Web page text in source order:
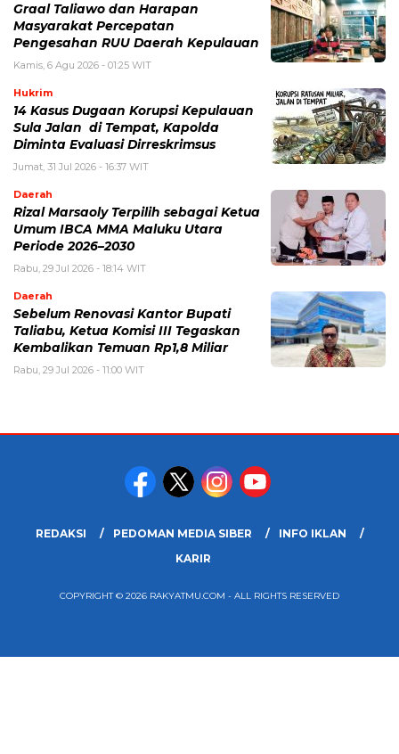
Graal Taliawo dan Harapan
Masyarakat Percepatan
Pengesahan RUU Daerah Kepulauan
Kamis, 6 Agu 2026 - 01:25 WIT
Hukrim
14 Kasus Dugaan Korupsi Kepulauan
Sula Jalan di Tempat, Kapolda
Diminta Evaluasi Dirreskrimsus
Jumat, 31 Jul 2026 - 16:37 WIT
Daerah
Rizal Marsaoly Terpilih sebagai Ketua
Umum IBCA MMA Maluku Utara
Periode 2026–2030
Rabu, 29 Jul 2026 - 18:14 WIT
Daerah
Sebelum Renovasi Kantor Bupati
Taliabu, Ketua Komisi III Tegaskan
Kembalikan Temuan Rp1,8 Miliar
Rabu, 29 Jul 2026 - 11:00 WIT
REDAKSI PEDOMAN MEDIA SIBER
INFO IKLAN
KARIR
COPYRIGHT © 2026 RAKYATMU.COM - ALL RIGHTS RESERVED